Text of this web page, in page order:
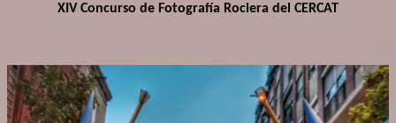
XIV Concurso de Fotografía Rociera del CERCAT